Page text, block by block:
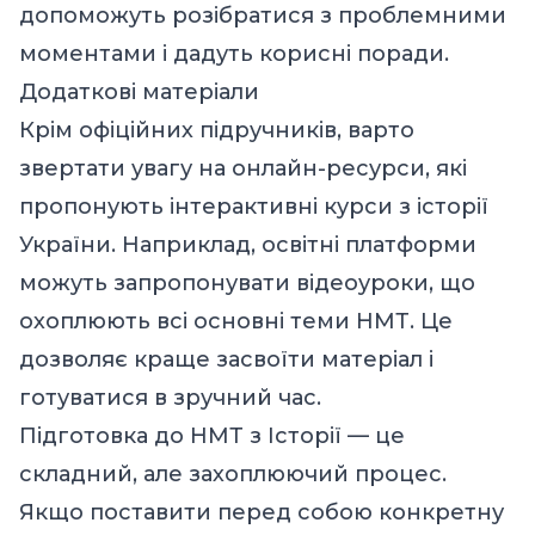
допоможуть розібратися з проблемними
моментами і дадуть корисні поради.
Додаткові матеріали
Крім офіційних підручників, варто
звертати увагу на онлайн-ресурси, які
пропонують інтерактивні курси з історії
України. Наприклад, освітні платформи
можуть запропонувати відеоуроки, що
охоплюють всі основні теми НМТ. Це
дозволяє краще засвоїти матеріал і
готуватися в зручний час.
Підготовка до НМТ з Історії — це
складний, але захоплюючий процес.
Якщо поставити перед собою конкретну